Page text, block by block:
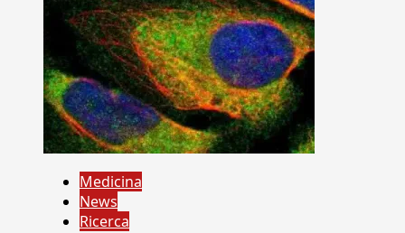
Medicina
News
Ricerca